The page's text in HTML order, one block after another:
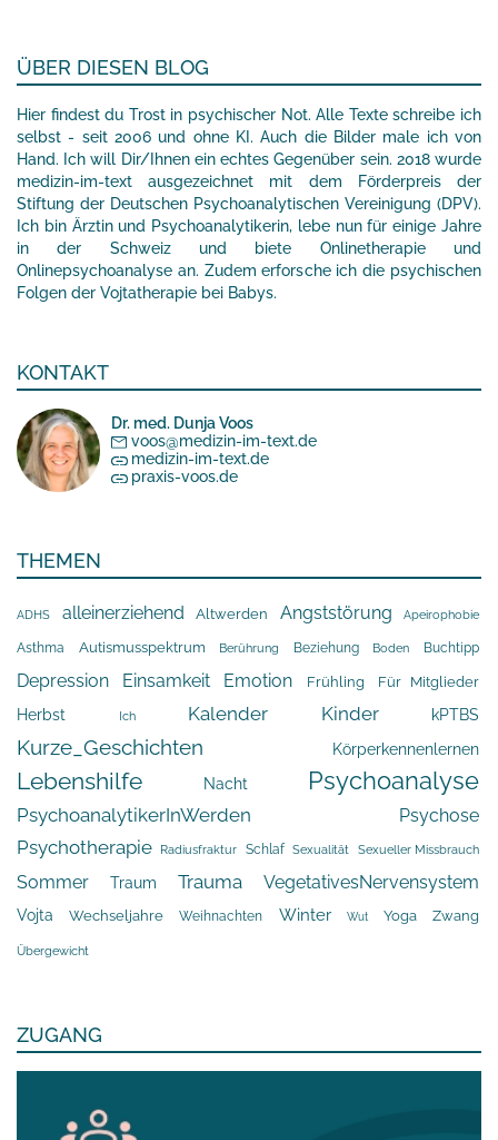
ÜBER DIESEN BLOG
Hier findest du Trost in psychischer Not. Alle Texte schreibe ich
selbst - seit 2006 und ohne KI. Auch die Bilder male ich von
Hand. Ich will Dir/Ihnen ein echtes Gegenüber sein. 2018 wurde
medizin-im-text ausgezeichnet mit dem Förderpreis der
Stiftung der Deutschen Psychoanalytischen Vereinigung (DPV).
Ich bin Ärztin und Psychoanalytikerin, lebe nun für einige Jahre
in der Schweiz und biete Onlinetherapie und
Onlinepsychoanalyse an. Zudem erforsche ich die psychischen
Folgen der Vojtatherapie bei Babys.
KONTAKT
Dr. med. Dunja Voos
voos@medizin-im-text.de
medizin-im-text.de
praxis-voos.de
THEMEN
ADHS alleinerziehend Altwerden Angststörung Apeirophobie
Asthma Autismusspektrum Berührung Beziehung Boden Buchtipp
Depression Einsamkeit Emotion Frühling Für Mitglieder
Herbst Ich Kalender Kinder kPTBS
Kurze_Geschichten Körperkennenlernen
Lebenshilfe Nacht Psychoanalyse
PsychoanalytikerInWerden Psychose
Psychotherapie Radiusfraktur Schlaf Sexualität Sexueller Missbrauch
Sommer Traum Trauma VegetativesNervensystem
Vojta Wechseljahre Weihnachten Winter Wut Yoga Zwang
Übergewicht
ZUGANG